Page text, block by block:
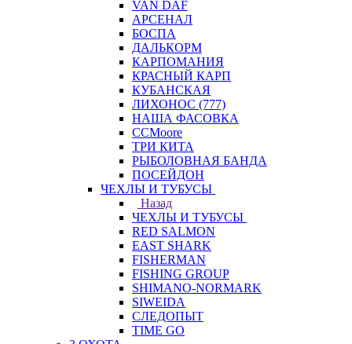
VAN DAF
АРСЕНАЛ
БОСПА
ДАЛЬКОРМ
КАРПОМАНИЯ
КРАСНЫЙ КАРП
КУБАНСКАЯ
ЛИХОНОС (777)
НАША ФАСОВКА
СCMoore
ТРИ КИТА
РЫБОЛОВНАЯ БАНДА
ПОСЕЙДОН
ЧЕХЛЫ И ТУБУСЫ
Назад
ЧЕХЛЫ И ТУБУСЫ
RED SALMON
EAST SHARK
FISHERMAN
FISHING GROUP
SHIMANO-NORMARK
SIWEIDA
СЛЕДОПЫТ
TIME GO